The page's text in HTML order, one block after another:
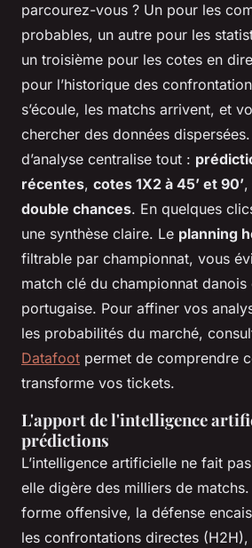
parcourez-vous ? Un pour les
probables, un autre pour les
un troisième pour les cotes en
pour l’historique des
s’écoule, les matchs arrivent, et
chercher des données
d’analyse centralise tout :
récentes, cotes 1X2 à 45’ et 90’,
double chances. En quelques
une synthèse claire. Le planning
filtrable par championnat, vous
match clé du championnat danois
portugaise. Pour affiner vos
les probabilités du marché,
Datafoot permet de comprendre
transforme vos tickets.
L'apport de l'intelligence
prédictions
L’intelligence artificielle ne fait
elle digère des milliers de
forme offensive, la défense
les confrontations directes (H2H),